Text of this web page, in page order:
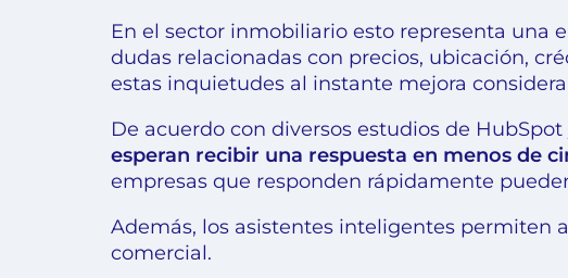
En el sector inmobiliario esto representa una
dudas relacionadas con precios, ubicación,
estas inquietudes al instante mejora
De acuerdo con diversos estudios de
esperan recibir una respuesta en menos de
empresas que responden rápidamente
Además, los asistentes inteligentes permiten
comercial.